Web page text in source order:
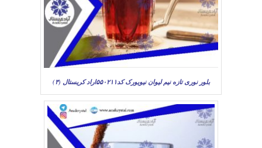
بلور نوری تازه نیم لیوان نیویورک کد۵۵۰۲۱۱اراد کریستال (۳)